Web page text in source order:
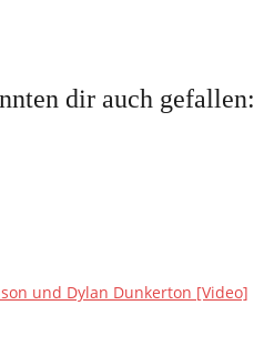
dir auch gefallen:
und Dylan Dunkerton [Video]